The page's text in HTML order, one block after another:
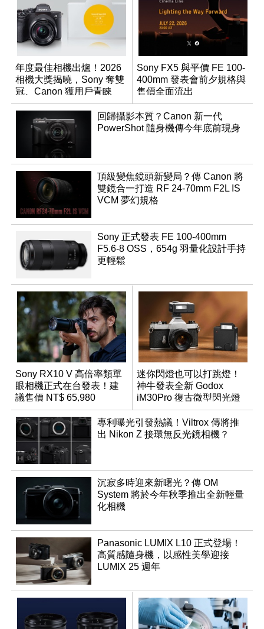
年度最佳相機出爐！2026
相機大獎揭曉，Sony 奪雙
冠、Canon 獲用戶青睞
Sony FX5 與平價 FE 100-
400mm 發表會前夕規格與
售價全面流出
回歸攝影本質？Canon 新一代
PowerShot 隨身機傳今年底前現身
頂級變焦鏡頭新變局？傳 Canon 將
雙鏡合一打造 RF 24-70mm F2L IS
VCM 夢幻規格
Sony 正式發表 FE 100-400mm
F5.6-8 OSS，654g 羽量化設計手持
更輕鬆
Sony RX10 V 高倍率類單
眼相機正式在台發表！建
議售價 NT$ 65,980
迷你閃燈也可以打跳燈！
神牛發表全新 Godox
iM30Pro 復古微型閃光燈
專利曝光引發熱議！Viltrox 傳將推
出 Nikon Z 接環無反光鏡相機？
沉寂多時迎來新曙光？傳 OM
System 將於今年秋季推出全新輕量
化相機
Panasonic LUMIX L10 正式登場！
高質感隨身機，以感性美學迎接
LUMIX 25 週年